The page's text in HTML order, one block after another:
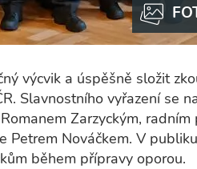
výcvik a úspěšně složit
Slavnostního vyřazení se
Zarzyckým,
Nováčkem. V
během přípravy oporou.